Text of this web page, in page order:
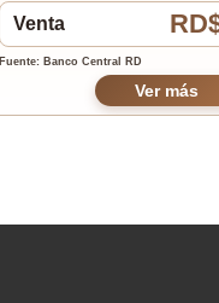
Venta
Fuente: Banco Central RD
Ver más